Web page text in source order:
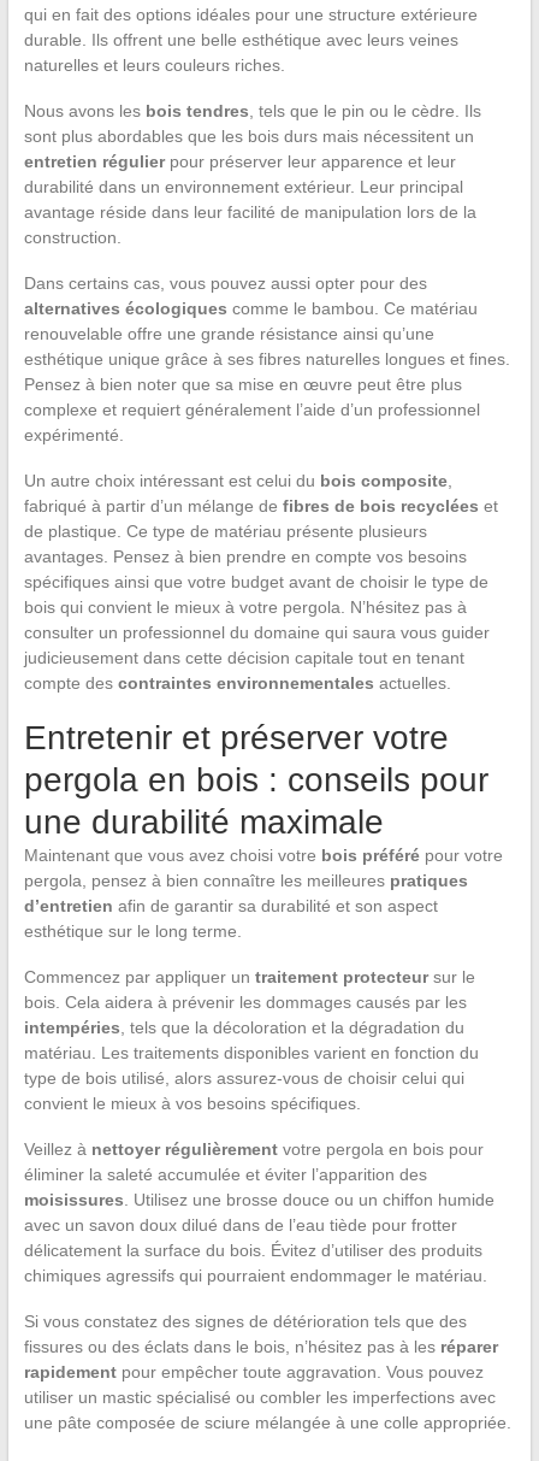
qui en fait des options idéales pour une structure extérieure
durable. Ils offrent une belle esthétique avec leurs veines
naturelles et leurs couleurs riches.
Nous avons les bois tendres , tels que le pin ou le cèdre. Ils
sont plus abordables que les bois durs mais nécessitent un
entretien régulierpour préserver leur apparence et leur
durabilité dans un environnement extérieur. Leur principal
avantage réside dans leur facilité de manipulation lors de la
construction.
Dans certains cas, vous pouvez aussi opter pour des
alternatives écologiques comme le bambou. Ce matériau
renouvelable offre une grande résistance ainsi qu’une
esthétique unique grâce à ses fibres naturelles longues et fines.
Pensez à bien noter que sa mise en œuvre peut être plus
complexe et requiert généralement l’aide d’un professionnel
expérimenté.
Un autre choix intéressant est celui du bois composite,
fabriqué à partir d’un mélange de fibres de bois recyclées et
de plastique. Ce type de matériau présente plusieurs
avantages. Pensez à bien prendre en compte vos besoins
spécifiques ainsi que votre budget avant de choisir le type de
bois qui convient le mieux à votre pergola. N’hésitez pas à
consulter un professionnel du domaine qui saura vous guider
judicieusement dans cette décision capitale tout en tenant
compte des contraintes environnementales actuelles.
Entretenir et préserver votre
pergola en bois : conseils pour
une durabilité maximale
Maintenant que vous avez choisi votre bois préférépour votre
pergola, pensez à bien connaître les meilleures pratiques
d’entretien afin de garantir sa durabilité et son aspect
esthétique sur le long terme.
Commencez par appliquer un traitement protecteursur le
bois. Cela aidera à prévenir les dommages causés par les
intempéries , tels que la décoloration et la dégradation du
matériau. Les traitements disponibles varient en fonction du
type de bois utilisé, alors assurez-vous de choisir celui qui
convient le mieux à vos besoins spécifiques.
Veillez à nettoyer régulièrementvotre pergola en bois pour
éliminer la saleté accumulée et éviter l’apparition des
moisissures . Utilisez une brosse douce ou un chiffon humide
avec un savon doux dilué dans de l’eau tiède pour frotter
délicatement la surface du bois. Évitez d’utiliser des produits
chimiques agressifs qui pourraient endommager le matériau.
Si vous constatez des signes de détérioration tels que des
fissures ou des éclats dans le bois, n’hésitez pas à les réparer
rapidementpour empêcher toute aggravation. Vous pouvez
utiliser un mastic spécialisé ou combler les imperfections avec
une pâte composée de sciure mélangée à une colle appropriée.